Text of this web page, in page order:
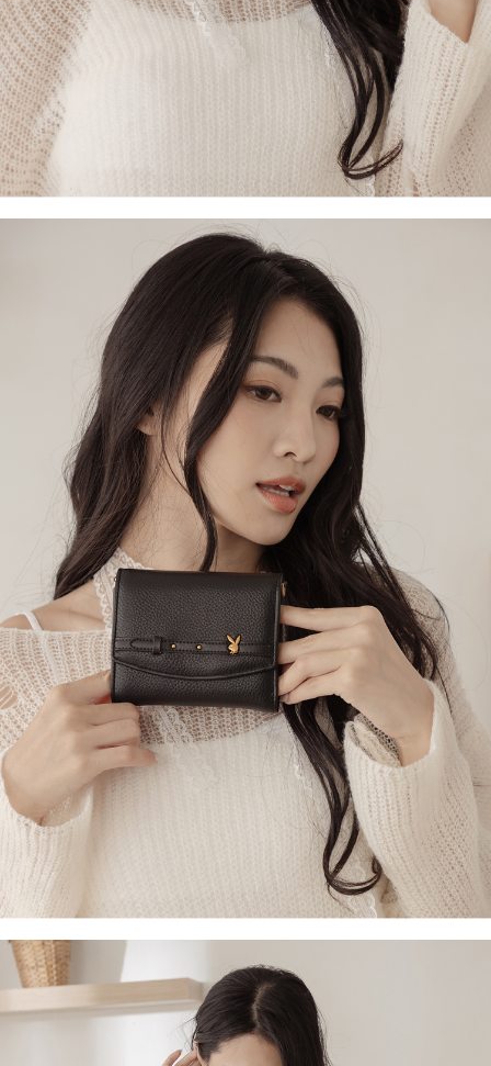
恩沛科技股份有限公司將有權停止該用戶之使用額度並採取法律行動。